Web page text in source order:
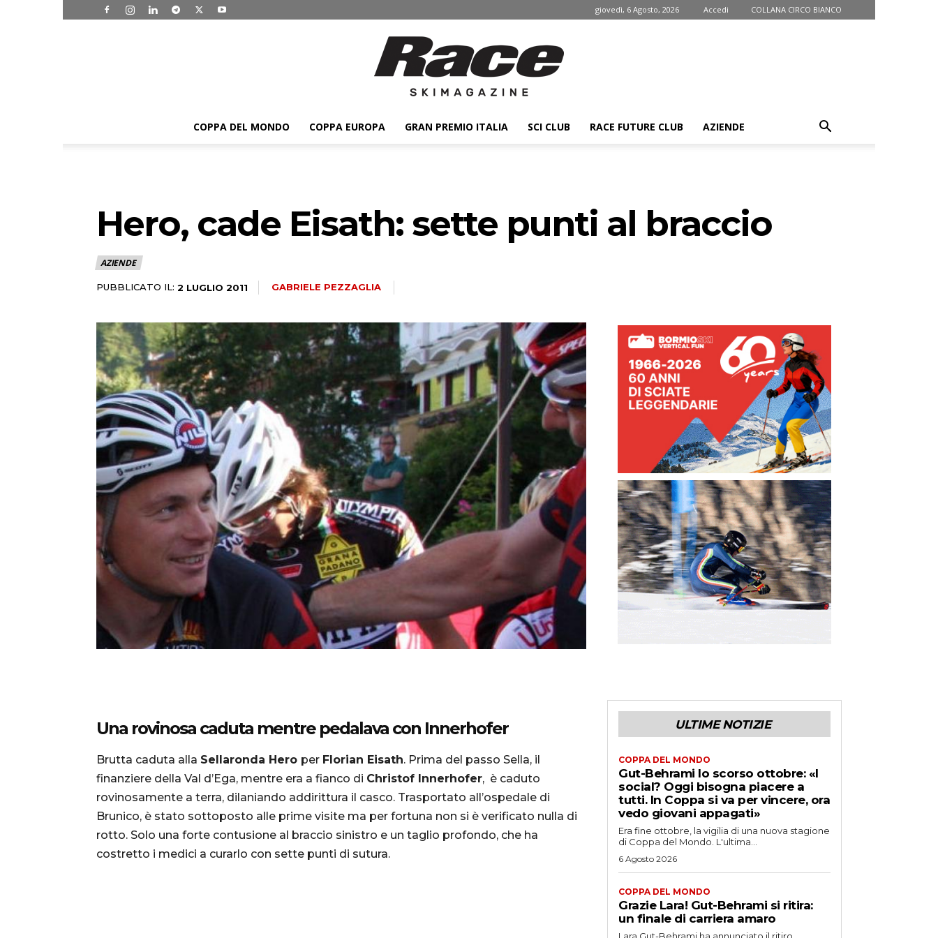
giovedì, 6 Agosto, 2026 Accedi COLLANA CIRCO BIANCO
ski
magazine
COPPA DEL MONDO COPPA EUROPA GRAN PREMIO ITALIA SCI CLUB RACE FUTURE CLUB AZIENDE
Hero, cade Eisath: sette punti al braccio
AZIENDE
PUBBLICATO IL: 2 LUGLIO 2011 GABRIELE PEZZAGLIA
Una rovinosa caduta mentre pedalava con Innerhofer
Brutta caduta alla Sellaronda Hero per Florian Eisath. Prima del passo Sella, il
finanziere della Val d’Ega, mentre era a fianco di Christof Innerhofer, è caduto
rovinosamente a terra, dilaniando addirittura il casco. Trasportato all’ospedale di
Brunico, è stato sottoposto alle prime visite ma per fortuna non si è verificato nulla di
rotto. Solo una forte contusione al braccio sinistro e un taglio profondo, che ha
costretto i medici a curarlo con sette punti di sutura.
ULTIME NOTIZIE
COPPA DEL MONDO
Gut-Behrami lo scorso ottobre: «I
social? Oggi bisogna piacere a
tutti. In Coppa si va per vincere, ora
vedo giovani appagati»
Era fine ottobre, la vigilia di una nuova stagione
di Coppa del Mondo. L'ultima...
6 Agosto 2026
COPPA DEL MONDO
Grazie Lara! Gut-Behrami si ritira:
un finale di carriera amaro
Lara Gut-Behrami ha annunciato il ritiro